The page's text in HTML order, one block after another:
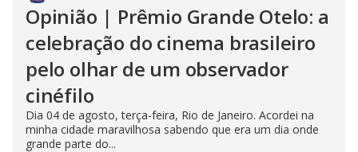
Opinião | Prêmio Grande Otelo: a
celebração do cinema brasileiro
pelo olhar de um observador
cinéfilo
Dia 04 de agosto, terça-feira, Rio de Janeiro. Acordei na
minha cidade maravilhosa sabendo que era um dia onde
grande parte do...